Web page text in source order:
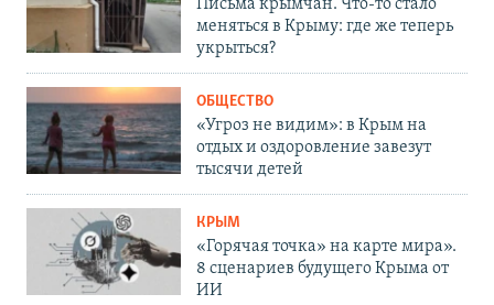
Письма крымчан. Что-то стало
меняться в Крыму: где же теперь
укрыться?
ОБЩЕСТВО
«Угроз не видим»: в Крым на
отдых и оздоровление завезут
тысячи детей
КРЫМ
«Горячая точка» на карте мира».
8 сценариев будущего Крыма от
ИИ